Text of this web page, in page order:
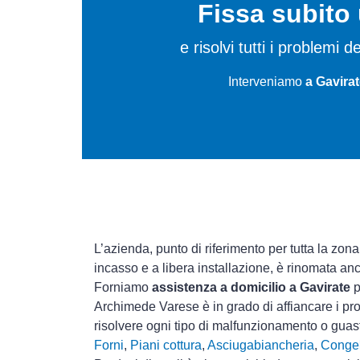
Fissa subito
e risolvi tutti i problemi
Interveniamo a
L’azienda, punto di riferimento per tutta la
incasso e a libera installazione, è rinomata
Forniamo assistenza a domicilio a Gavirate
Archimede Varese è in grado di affiancare i
risolvere ogni tipo di malfunzionamento o
Forni, Piani cottura, Asciugabiancheria,